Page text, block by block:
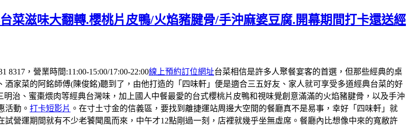
菜滋味大翻轉.櫻桃片皮鴨/火焰豬腱骨/手沖麻婆豆腐.開幕期間打卡還送經
8317，營業時間:11:00-15:00/17:00-22:00線上預約訂位網址台菜相信是許多人聚餐宴客的首選，但那些經典的桌
家菜的阿銘師傅(陳俊銘)聽到了，由他打造的「四味軒」便是適合三五好友、家人就可享受多道經典台菜的好
治、蜜棗煨肉等經典台灣味，加上國人中餐最愛的台式櫻桃片皮鴨和視味覺創意滿滿的火焰豬腱骨，以及手沖
活動。 打卡短影片 。在寸土寸金的信義區，要找到離捷運站周邊大空間的餐廳真不是易事，幸好「四味軒」就
營運期間就有不少老饕聞風而來，中午才12點剛過一刻，店裡就幾乎坐無虛席。餐廳內比想像中來的寬敝許